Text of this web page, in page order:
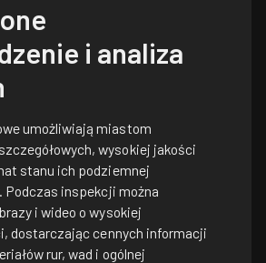
i analiza
umożliwiają miastom
wysokiej jakości
stanu ich podziemnej
inspekcji można
i wideo o wysokiej
dostarczając cennych informacji
rur, wad i ogólnej